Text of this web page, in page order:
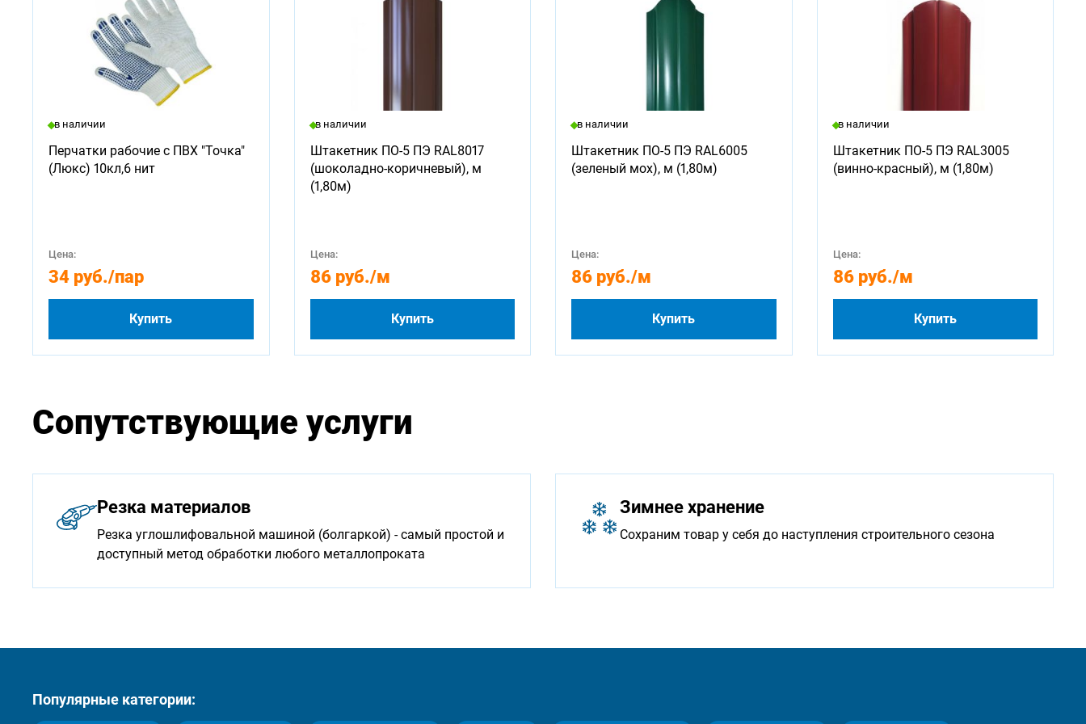
в наличии
Перчатки рабочие с ПВХ "Точка"
(Люкс) 10кл,6 нит
Цена:
34 руб./пар
Купить
в наличии
Штакетник ПО-5 ПЭ RAL8017
(шоколадно-коричневый), м
(1,80м)
Цена:
86 руб./м
Купить
в наличии
Штакетник ПО-5 ПЭ RAL6005
(зеленый мох), м (1,80м)
Цена:
86 руб./м
Купить
в наличии
Штакетник ПО-5 ПЭ RAL3005
(винно-красный), м (1,80м)
Цена:
86 руб./м
Купить
Сопутствующие услуги
Резка материалов
Резка углошлифовальной машиной (болгаркой) - самый простой и
доступный метод обработки любого металлопроката
Зимнее хранение
Сохраним товар у себя до наступления строительного сезона
Популярные категории: